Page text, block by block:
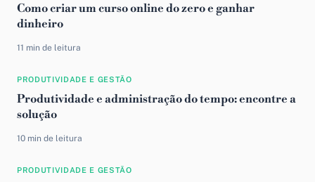
Como criar um curso online do zero e ganhar
dinheiro
11 min de leitura
PRODUTIVIDADE E GESTÃO
Produtividade e administração do tempo: encontre a
solução
10 min de leitura
PRODUTIVIDADE E GESTÃO